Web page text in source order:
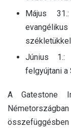
Május
Június 1.:
felgyújtani a
A Gatestone